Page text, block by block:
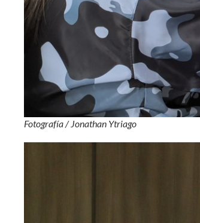
Fotografía / Jonathan Ytriago